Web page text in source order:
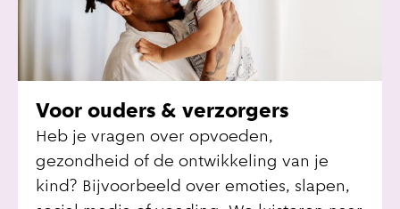
Voor ouders & verzorgers
Heb je vragen over opvoeden,
gezondheid of de ontwikkeling van je
kind? Bijvoorbeeld over emoties, slapen,